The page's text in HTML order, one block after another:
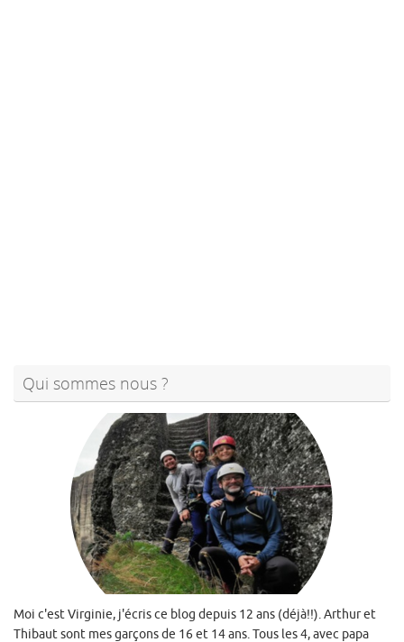
Qui sommes nous ?
Moi c'est Virginie, j'écris ce blog depuis 12 ans (déjà!!). Arthur et
Thibaut sont mes garçons de 16 et 14 ans. Tous les 4, avec papa